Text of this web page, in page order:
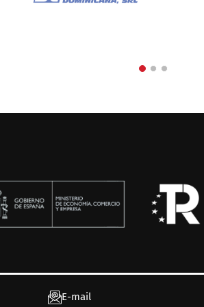
E-mail